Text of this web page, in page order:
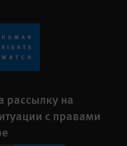
рассылку на
с правами